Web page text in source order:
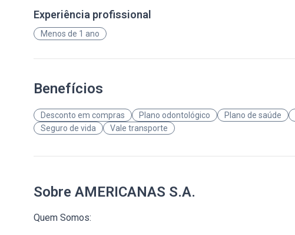
Experiência profissional
Menos de 1 ano
Benefícios
Desconto em compras Plano odontológico Plano de saúde
Seguro de vida
Vale transporte
Sobre AMERICANAS S.A.
Quem Somos: